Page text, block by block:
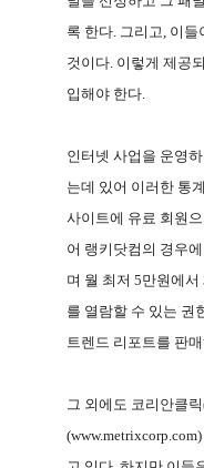
록 한다. 그리고, 이들
것이다. 이렇게 제공
입해야 한다.
인터넷 사업을 운영
는데 있어 이러한 통
사이트에 유료 회원
어 랭키닷컴의 경우
며 월 최저 5만원에서
를 열람할 수 있는 권
트렌드 리포트를 판
그 외에도 코리안클릭
(www.metrixcorp.com)